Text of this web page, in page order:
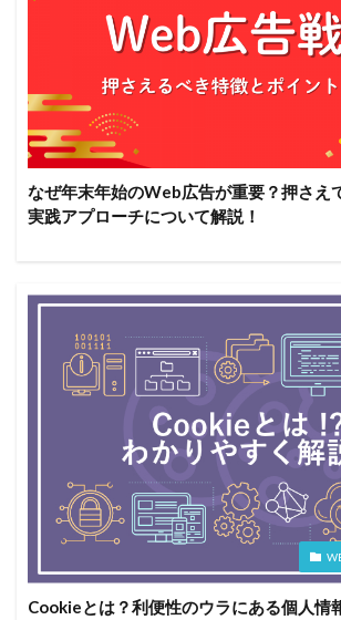
なぜ年末年始のWeb広告が重要？押さえ
実践アプローチについて解説！
Cookieとは？利便性のウラにある個人情